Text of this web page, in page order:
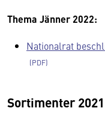
Thema Jänner 2022:
Nationalrat
Sortimenter 2021